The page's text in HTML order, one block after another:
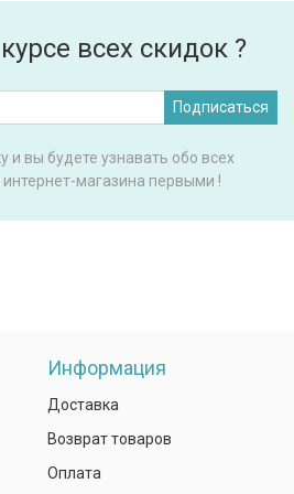
всех скидок ?
Подписаться
и вы будете узнавать обо всех
магазина первыми !
Информация
Доставка
Возврат товаров
Оплата